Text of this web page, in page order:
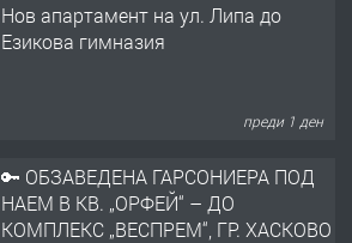
Нов апартамент на ул. Липа до
Езикова гимназия
преди 1 ден
🔑 ОБЗАВЕДЕНА ГАРСОНИЕРА ПОД
НАЕМ В КВ. „ОРФЕЙ“ – ДО
КОМПЛЕКС „ВЕСПРЕМ“, ГР. ХАСКОВО